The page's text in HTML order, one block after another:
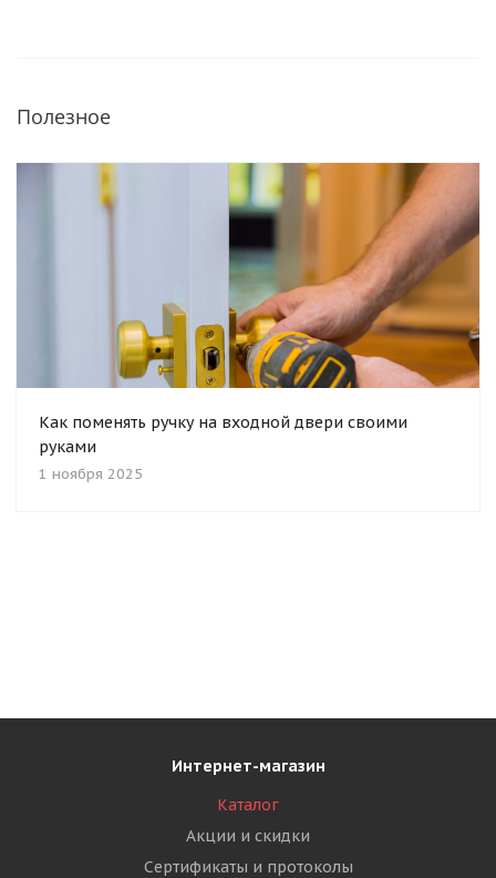
Полезное
Как поменять ручку на входной двери своими
руками
1 ноября 2025
Интернет-магазин
Каталог
Акции и скидки
Сертификаты и протоколы